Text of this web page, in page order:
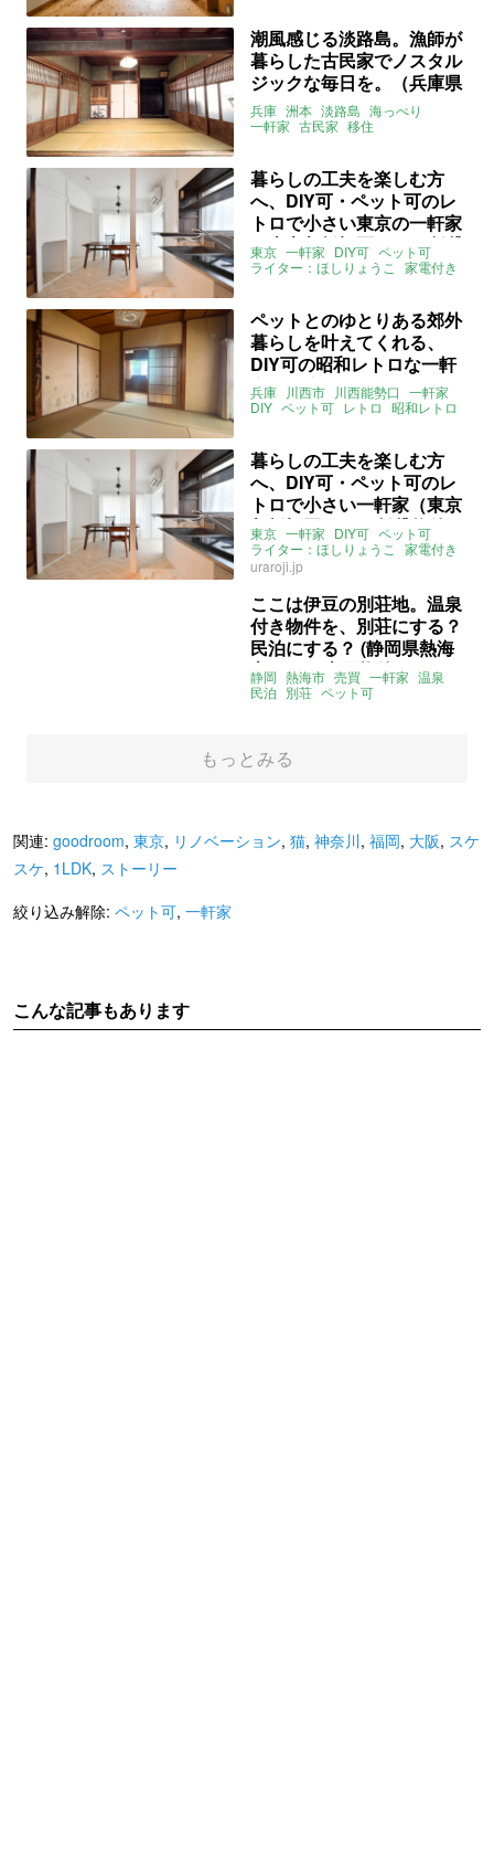
潮風感じる淡路島。漁師が
暮らした古民家でノスタル
ジックな毎日を。（兵庫県
洲本市97㎡の賃貸物件）
兵庫 洲本 淡路島 海っぺり
一軒家 古民家 移住
暮らしの工夫を楽しむ方
へ、DIY可・ペット可のレ
トロで小さい東京の一軒家
（東京都板橋区33㎡の賃貸
物件）
東京 一軒家 DIY可 ペット可
ライター：ほしりょうこ
家電付き
ペットとのゆとりある郊外
暮らしを叶えてくれる、
DIY可の昭和レトロな一軒
家（兵庫県川西市56㎡の賃
貸物件）
兵庫 川西市 川西能勢口 一軒家
DIY ペット可 レトロ 昭和レトロ
暮らしの工夫を楽しむ方
へ、DIY可・ペット可のレ
トロで小さい一軒家（東京
都板橋区33㎡の賃貸物件）
東京 一軒家 DIY可 ペット可
ライター：ほしりょうこ
家電付き
ナチュラル
uraroji.jp
ここは伊豆の別荘地。温泉
付き物件を、別荘にする？
民泊にする？ (静岡県熱海
市82㎡の売買物件)
静岡 熱海市 売買 一軒家 温泉
民泊 別荘 ペット可
もっとみる
関連: goodroom, 東京, リノベーション, 猫, 神奈川, 福岡, 大阪, スケ
スケ, 1LDK, ストーリー
絞り込み解除: ペット可, 一軒家
こんな記事もあります